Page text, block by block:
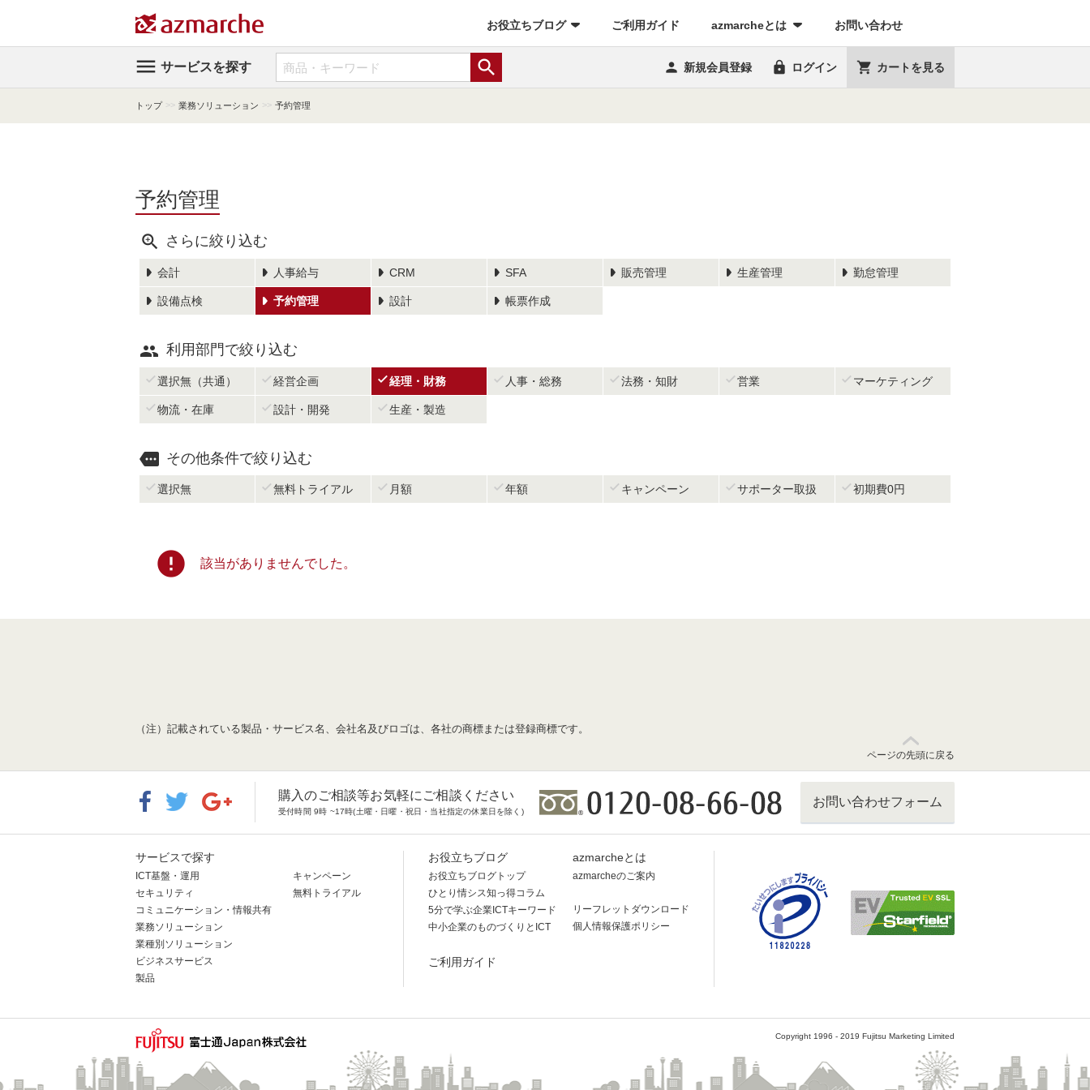
お役立ちブログ ご利用ガイド (current)azmarcheとは お問い合わせ
 サービスを探す   新規会員登録  ログイン  カートを見る
トップ >> 業務ソリューション >> 予約管理
予約管理
 さらに絞り込む
会計 人事給与 CRM SFA 販売管理 生産管理 勤怠管理
設備点検 予約管理 設計 帳票作成
 利用部門で絞り込む
 選択無（共通）  経営企画 経理・財務  人事・総務  法務・知財  営業  マーケティング
 物流・在庫  設計・開発  生産・製造
 その他条件で絞り込む
 選択無  無料トライアル  月額  年額  キャンペーン  サポーター取扱  初期費0円
error 該当がありませんでした。
（注）記載されている製品・サービス名、会社名及びロゴは、各社の商標または登録商標です。
ページの先頭に戻る
購入のご相談等お気軽にご相談ください
受付時間 9時 ~17時(土曜・日曜・祝日・当社指定の休業日を除く)
お問い合わせフォーム
サービスで探す
ICT基盤・運用
セキュリティ
コミュニケーション・情報共有
業務ソリューション
業種別ソリューション
ビジネスサービス
製品
キャンペーン
無料トライアル
お役立ちブログ
お役立ちブログトップ
ひとり情シス知っ得コラム
5分で学ぶ企業ICTキーワード
中小企業のものづくりとICT
ご利用ガイド
azmarcheとは
azmarcheのご案内
リーフレットダウンロード
個人情報保護ポリシー
Copyright 1996 - 2019 Fujitsu Marketing Limited